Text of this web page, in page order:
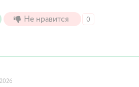
Не нравится 0